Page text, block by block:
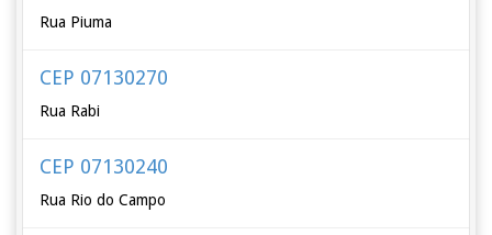
Rua Piuma
CEP 07130270
Rua Rabi
CEP 07130240
Rua Rio do Campo